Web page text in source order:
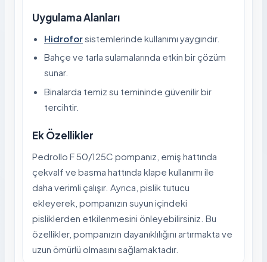
Uygulama Alanları
Hidroforsistemlerinde kullanımı yaygındır.
Bahçe ve tarla sulamalarında etkin bir çözüm
sunar.
Binalarda temiz su temininde güvenilir bir
tercihtir.
Ek Özellikler
Pedrollo F 50/125C pompanız, emiş hattında
çekvalf ve basma hattında klape kullanımı ile
daha verimli çalışır. Ayrıca, pislik tutucu
ekleyerek, pompanızın suyun içindeki
pisliklerden etkilenmesini önleyebilirsiniz. Bu
özellikler, pompanızın dayanıklılığını artırmakta ve
uzun ömürlü olmasını sağlamaktadır.